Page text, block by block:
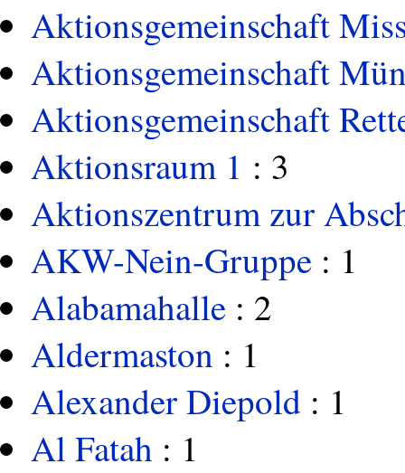
Aktionsgemeinschaft
Aktionsgemeinschaft
Aktionsgemeinschaft
Aktionsraum 1 : 3
Aktionszentrum zur
AKW-Nein-Gruppe : 1
Alabamahalle : 2
Aldermaston : 1
Alexander Diepold : 1
Al Fatah : 1